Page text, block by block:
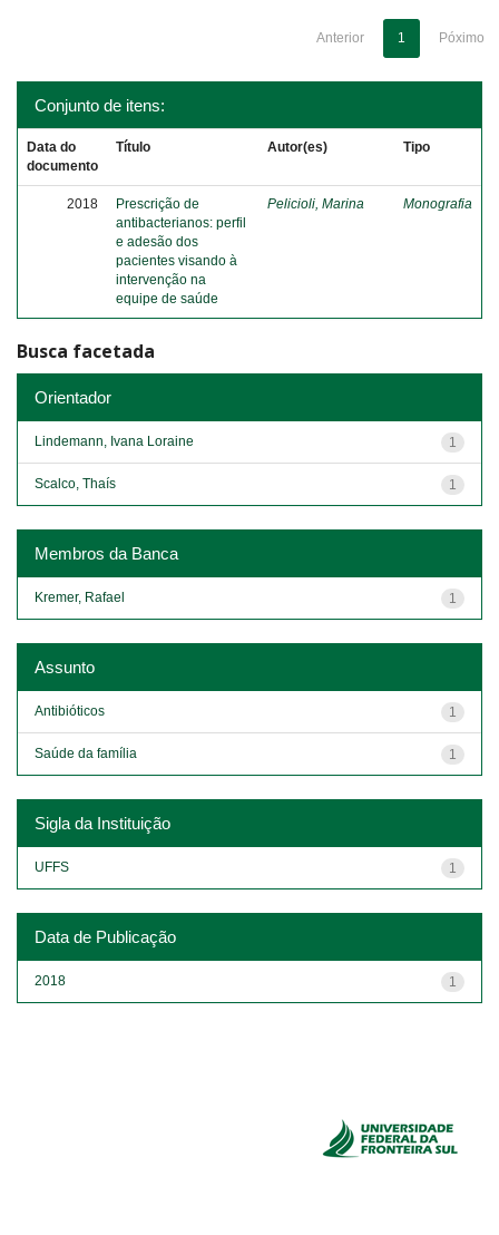
Anterior 1 Póximo
Conjunto de itens:
Data do
documento
Título Autor(es) Tipo
2018
Prescrição de
antibacterianos: perfil
e adesão dos
pacientes visando à
intervenção na
equipe de saúde
Pelicioli, Marina Monografia
Busca facetada
Orientador
1
Lindemann, Ivana Loraine
1
Scalco, Thaís
Membros da Banca
1
Kremer, Rafael
Assunto
1
Antibióticos
1
Saúde da família
Sigla da Instituição
1
UFFS
Data de Publicação
1
2018